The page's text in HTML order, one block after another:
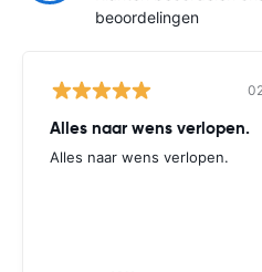
beoordelingen
Alles naar wens verlopen.
Alles naar wens verlopen.